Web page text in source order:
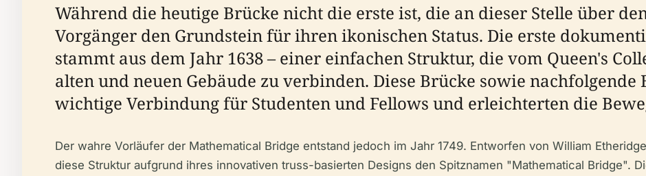
Während die heutige Brücke nicht die erste ist, die an dieser Stelle über
Vorgänger den Grundstein für ihren ikonischen Status. Die erste
stammt aus dem Jahr 1638 – einer einfachen Struktur, die vom Queen's
alten und neuen Gebäude zu verbinden. Diese Brücke sowie nachfolgende
wichtige Verbindung für Studenten und Fellows und erleichterten die
Der wahre Vorläufer der Mathematical Bridge entstand jedoch im Jahr 1749. Entworfen von William
diese Struktur aufgrund ihres innovativen truss-basierten Designs den Spitznamen "Mathematical Bridge".